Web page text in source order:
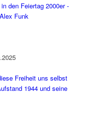
den Feiertag 2000er -
Funk
Freiheit uns selbst
1944 und seine